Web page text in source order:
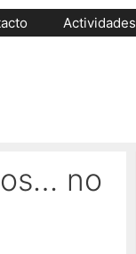
Actividades
no